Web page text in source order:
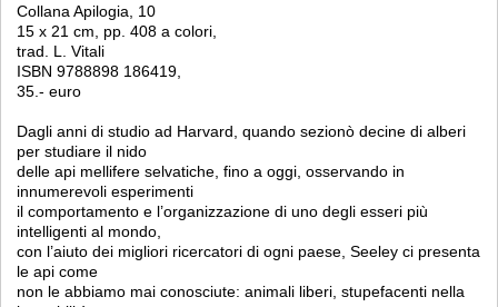
Collana Apilogia, 10
15 x 21 cm, pp. 408 a colori,
trad. L. Vitali
ISBN 9788898 186419,
35.- euro
Dagli anni di studio ad Harvard, quando sezionò decine di alberi
per studiare il nido
delle api mellifere selvatiche, fino a oggi, osservando in
innumerevoli esperimenti
il comportamento e l’organizzazione di uno degli esseri più
intelligenti al mondo,
con l’aiuto dei migliori ricercatori di ogni paese, Seeley ci presenta
le api come
non le abbiamo mai conosciute: animali liberi, stupefacenti nella